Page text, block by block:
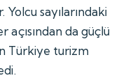
Yolcu sayılarındaki
açısından da güçlü
Türkiye turizm